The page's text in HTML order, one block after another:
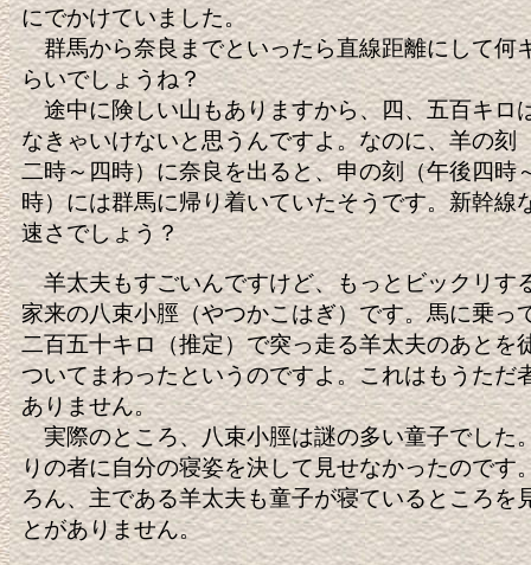
にでかけていました。
群馬から奈良までといったら直線距離にして何
らいでしょうね？
途中に険しい山もありますから、四、五百キロ
なきゃいけないと思うんですよ。なのに、羊の刻
二時～四時）に奈良を出ると、申の刻（午後四時
時）には群馬に帰り着いていたそうです。新幹線
速さでしょう？
羊太夫もすごいんですけど、もっとビックリす
家来の八束小脛（やつかこはぎ）です。馬に乗っ
二百五十キロ（推定）で突っ走る羊太夫のあとを
ついてまわったというのですよ。これはもうただ
ありません。
実際のところ、八束小脛は謎の多い童子でした
りの者に自分の寝姿を決して見せなかったのです
ろん、主である羊太夫も童子が寝ているところを
とがありません。